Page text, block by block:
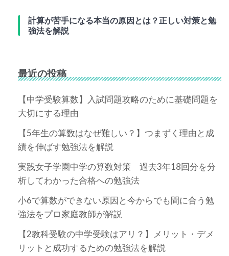
計算が苦手になる本当の原因とは？正しい対策と勉
強法を解説
最近の投稿
【中学受験算数】入試問題攻略のために基礎問題を
大切にする理由
【5年生の算数はなぜ難しい？】つまずく理由と成
績を伸ばす勉強法を解説
実践女子学園中学の算数対策 過去3年18回分を分
析してわかった合格への勉強法
小6で算数ができない原因と今からでも間に合う勉
強法をプロ家庭教師が解説
【2教科受験の中学受験はアリ？】メリット・デメ
リットと成功するための勉強法を解説